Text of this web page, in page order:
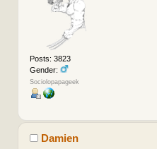
Posts: 3823
Gender:
Sociolopapageek
Damien